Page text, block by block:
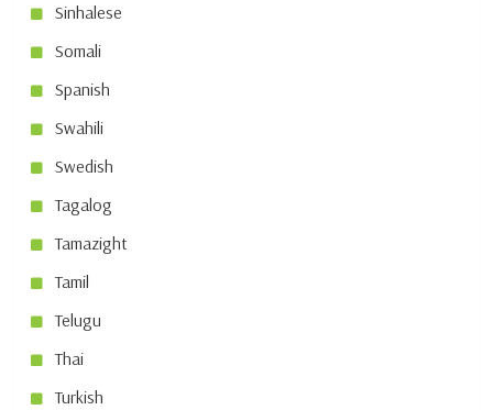
Sinhalese
Somali
Spanish
Swahili
Swedish
Tagalog
Tamazight
Tamil
Telugu
Thai
Turkish